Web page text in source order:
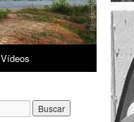
Vídeos